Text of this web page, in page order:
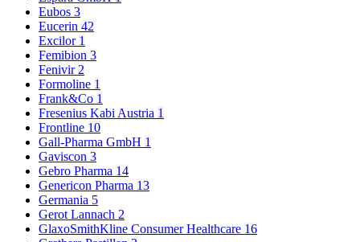
Eubos 3
Eucerin 42
Excilor 1
Femibion 3
Fenivir 2
Formoline 1
Frank&Co 1
Fresenius Kabi Austria 1
Frontline 10
Gall-Pharma GmbH 1
Gaviscon 3
Gebro Pharma 14
Genericon Pharma 13
Germania 5
Gerot Lannach 2
GlaxoSmithKline Consumer Healthcare 16